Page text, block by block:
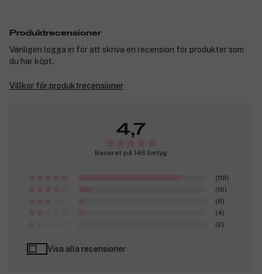
Produktrecensioner
Vänligen logga in för att skriva en recension för produkter som
du har köpt.
Villkor för produktrecensioner
4,7
Baserat på 146 betyg
(118)
(16)
(6)
(4)
(2)
Visa alla recensioner